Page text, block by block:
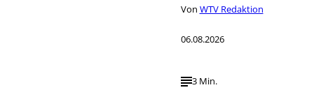
Von WTV Redaktion
06.08.2026
3 Min.